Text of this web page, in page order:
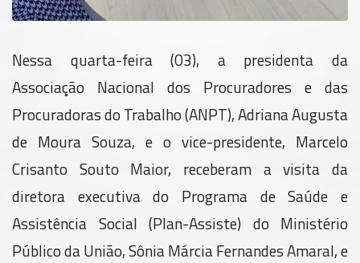
Nessa quarta-feira (03), a presidenta da
Associação Nacional dos Procuradores e das
Procuradoras do Trabalho (ANPT), Adriana Augusta
de Moura Souza, e o vice-presidente, Marcelo
Crisanto Souto Maior, receberam a visita da
diretora executiva do Programa de Saúde e
Assistência Social (Plan-Assiste) do Ministério
Público da União, Sônia Márcia Fernandes Amaral, e